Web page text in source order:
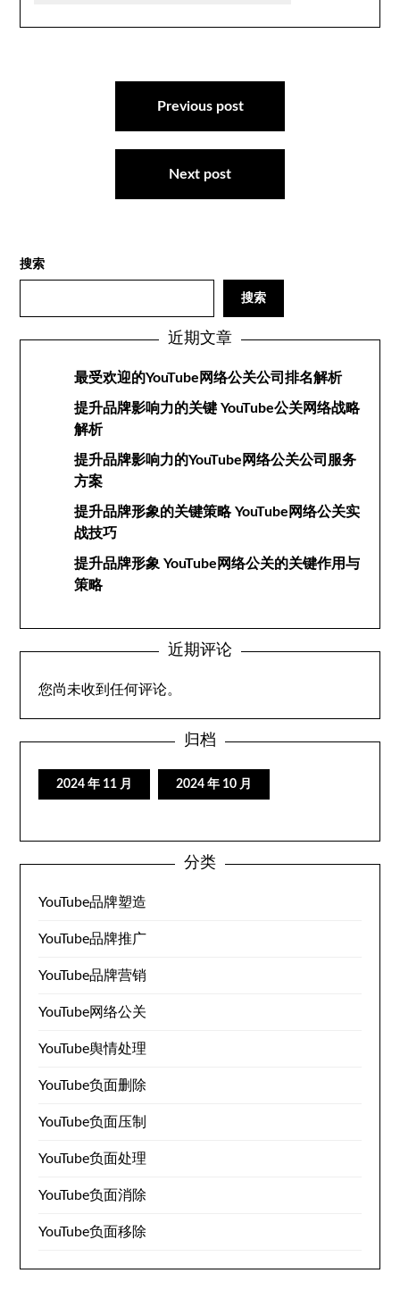
Previous post
Next post
搜索
搜索
近期文章
最受欢迎的YouTube网络公关公司排名解析
提升品牌影响力的关键 YouTube公关网络战略
解析
提升品牌影响力的YouTube网络公关公司服务
方案
提升品牌形象的关键策略 YouTube网络公关实
战技巧
提升品牌形象 YouTube网络公关的关键作用与
策略
近期评论
您尚未收到任何评论。
归档
2024 年 11 月 2024 年 10 月
分类
YouTube品牌塑造
YouTube品牌推广
YouTube品牌营销
YouTube网络公关
YouTube舆情处理
YouTube负面删除
YouTube负面压制
YouTube负面处理
YouTube负面消除
YouTube负面移除